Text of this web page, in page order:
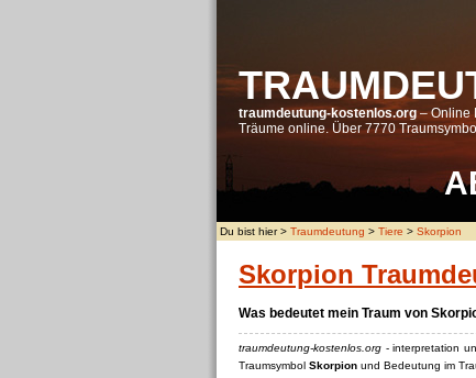
traumdeutung-kostenlos.org– Online
Träume online. Über 7770
A
Du bist hier > Traumdeutung > Tiere > Skorpion
Skorpion
Was bedeutet mein Traum von
traumdeutung-kostenlos.org - interpretation
Traumsymbol Skorpion und Bedeutung im